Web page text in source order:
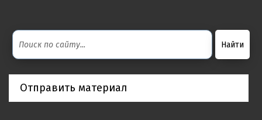
Отправить материал